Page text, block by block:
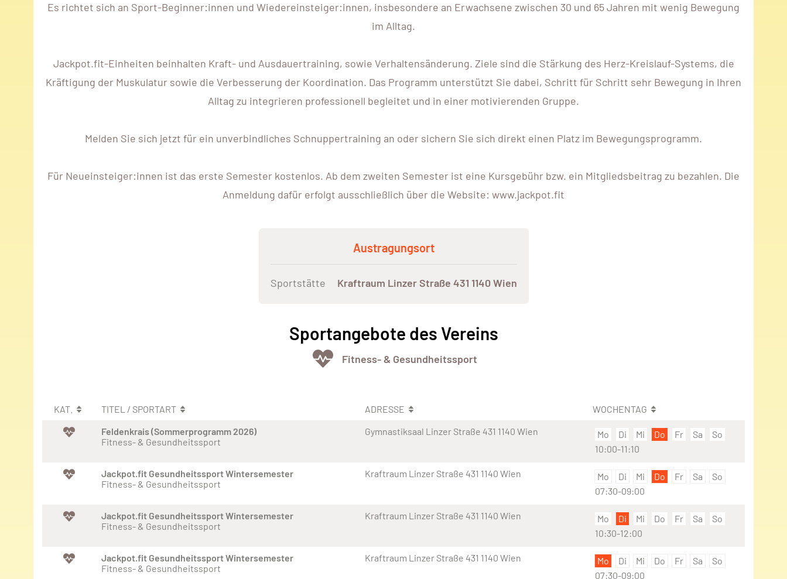
Es richtet sich an Sport-Beginner:innen und Wiedereinsteiger:innen, insbesondere an Erwachsene zwischen 30 und 65 Jahren mit wenig Bewegung
im Alltag.
Jackpot.fit-Einheiten beinhalten Kraft- und Ausdauertraining, sowie Verhaltensänderung. Ziele sind die Stärkung des Herz-Kreislauf-Systems, die
Kräftigung der Muskulatur sowie die Verbesserung der Koordination. Das Programm unterstützt Sie dabei, Schritt für Schritt sehr Bewegung in Ihren
Alltag zu integrieren professionell begleitet und in einer motivierenden Gruppe.
Melden Sie sich jetzt für ein unverbindliches Schnuppertraining an oder sichern Sie sich direkt einen Platz im Bewegungsprogramm.
Für Neueinsteiger:innen ist das erste Semester kostenlos. Ab dem zweiten Semester ist eine Kursgebühr bzw. ein Mitgliedsbeitrag zu bezahlen. Die
Anmeldung dafür erfolgt ausschließlich über die Website: www.jackpot.fit
Austragungsort
Sportstätte Kraftraum Linzer Straße 431 1140 Wien
Sportangebote des Vereins
Fitness- & Gesundheitssport
KAT. TITEL / SPORTART ADRESSE
WOCHENTAG
Feldenkrais (Sommerprogramm 2026)
Fitness- & Gesundheitssport
Gymnastiksaal Linzer Straße 431 1140 Wien Mo Di Mi Do Fr Sa
So
10:00-11:10
Jackpot.fit Gesundheitssport Wintersemester
Fitness- & Gesundheitssport
Kraftraum Linzer Straße 431 1140 Wien Mo Di Mi Do Fr Sa
So
07:30-09:00
Jackpot.fit Gesundheitssport Wintersemester
Fitness- & Gesundheitssport
Kraftraum Linzer Straße 431 1140 Wien Mo Di Mi Do Fr Sa
So
10:30-12:00
Jackpot.fit Gesundheitssport Wintersemester
Fitness- & Gesundheitssport
Kraftraum Linzer Straße 431 1140 Wien Mo Di Mi Do Fr Sa
So
07:30-09:00